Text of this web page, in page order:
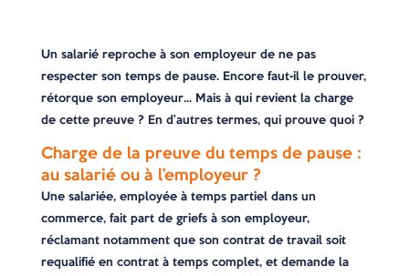
Un salarié reproche à son employeur de ne pas
respecter son temps de pause. Encore faut-il le prouver,
rétorque son employeur… Mais à qui revient la charge
de cette preuve ? En d’autres termes, qui prouve quoi ?
Charge de la preuve du temps de pause :
au salarié ou à l’employeur ?
Une salariée, employée à temps partiel dans un
commerce, fait part de griefs à son employeur,
réclamant notamment que son contrat de travail soit
requalifié en contrat à temps complet, et demande la